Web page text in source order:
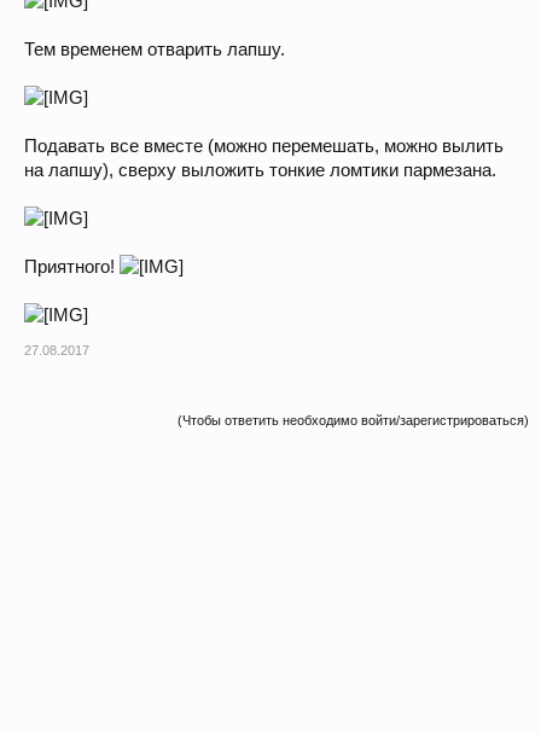
Тем временем отварить лапшу.
Подавать все вместе (можно перемешать, можно вылить
на лапшу), сверху выложить тонкие ломтики пармезана.
Приятного!
27.08.2017
(Чтобы ответить необходимо войти/зарегистрироваться)